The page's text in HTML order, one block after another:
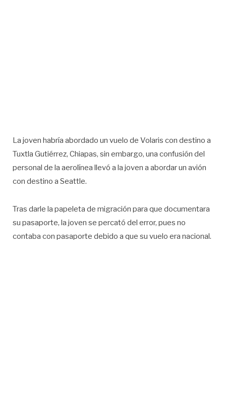
La joven habría abordado un vuelo de Volaris con destino a
Tuxtla Gutiérrez, Chiapas, sin embargo, una confusión del
personal de la aerolínea llevó a la joven a abordar un avión
con destino a Seattle.
Tras darle la papeleta de migración para que documentara
su pasaporte, la joven se percató del error, pues no
contaba con pasaporte debido a que su vuelo era nacional.